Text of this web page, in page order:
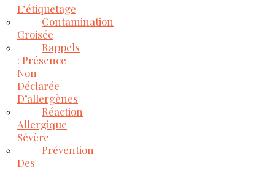
L’étiquetage
Contamination
Croisée
Rappels
: Présence
Non
Déclarée
D’allergènes
Réaction
Allergique
Sévère
Prévention
Des